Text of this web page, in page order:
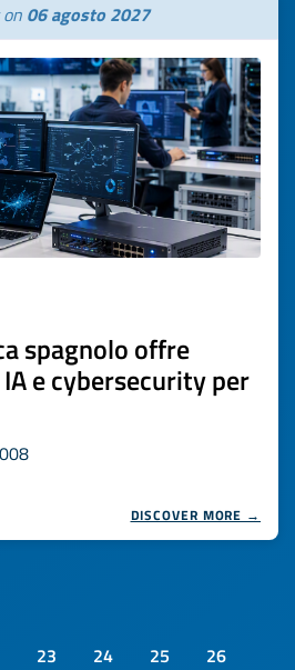
06 agosto 2027
spagnolo offre
e cybersecurity per
DISCOVER MORE →
23 24 25
26